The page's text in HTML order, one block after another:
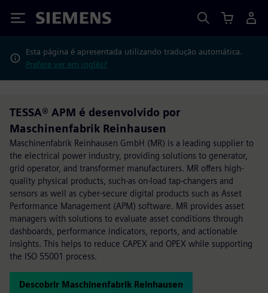
Siemens
Esta página é apresentada utilizando tradução automática.
Prefere ver em inglês?
TESSA® APM é desenvolvido por
Maschinenfabrik Reinhausen
Maschinenfabrik Reinhausen GmbH (MR) is a leading supplier to
the electrical power industry, providing solutions to generator,
grid operator, and transformer manufacturers. MR offers high-
quality physical products, such-as on-load tap-changers and
sensors as well as cyber-secure digital products such as Asset
Performance Management (APM) software. MR provides asset
managers with solutions to evaluate asset conditions through
dashboards, performance indicators, reports, and actionable
insights. This helps to reduce CAPEX and OPEX while supporting
the ISO 55001 process.
Descobrir Maschinenfabrik Reinhausen